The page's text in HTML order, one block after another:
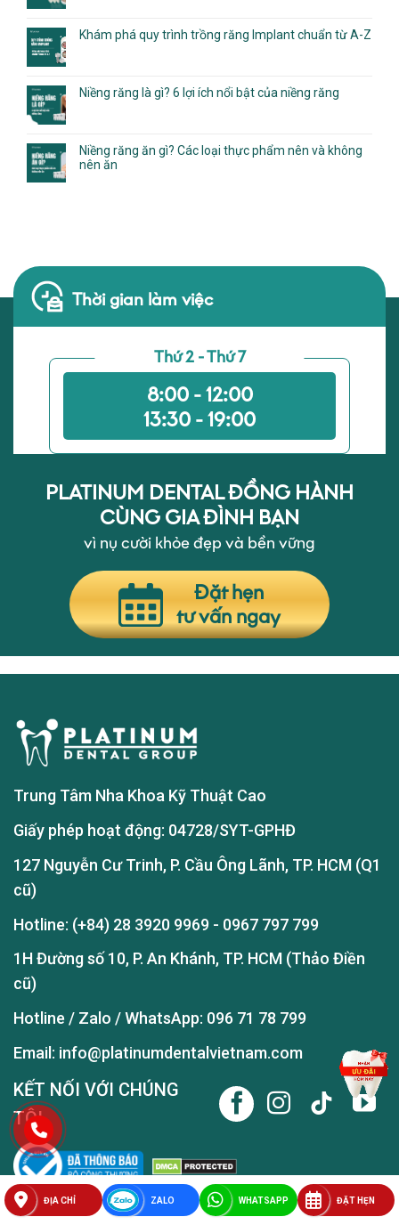
Khám phá quy trình trồng răng Implant chuẩn từ A-Z
Niềng răng là gì? 6 lợi ích nổi bật của niềng răng
Niềng răng ăn gì? Các loại thực phẩm nên và không
nên ăn
ĐỊA CHỈ ZALO WHATSAPP ĐẶT HẸN
Thời gian làm việc
Thứ 2 - Thứ 7
8:00 - 12:00
13:30 - 19:00
PLATINUM DENTAL ĐỒNG HÀNH
CÙNG GIA ĐÌNH BẠN
vì nụ cười khỏe đẹp và bền vững
Đặt hẹn
tư vấn ngay
Trung Tâm Nha Khoa Kỹ Thuật Cao
Giấy phép hoạt động: 04728/SYT-GPHĐ
127 Nguyễn Cư Trinh, P. Cầu Ông Lãnh, TP. HCM (Q1
cũ)
Hotline: (+84) 28 3920 9969 - 0967 797 799
1H Đường số 10, P. An Khánh, TP. HCM (Thảo Điền
cũ)
Hotline / Zalo / WhatsApp: 096 71 78 799
Email: info@platinumdentalvietnam.com
KẾT NỐI VỚI CHÚNG
TÔI